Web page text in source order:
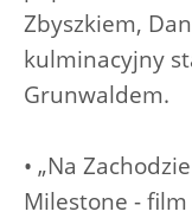
Zbyszkiem,
kulminacyjny
Grunwaldem.
• „Na
Milestone -